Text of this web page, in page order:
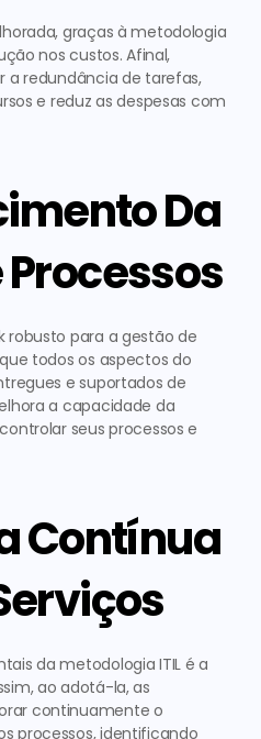
graças à metodologia
nos custos. Afinal,
a redundância de tarefas,
e reduz as despesas com
Da
robusto para a gestão de
todos os aspectos do
e suportados de
a capacidade da
seus processos e
Contínua
da metodologia ITIL é a
ao adotá-la, as
continuamente o
processos, identificando